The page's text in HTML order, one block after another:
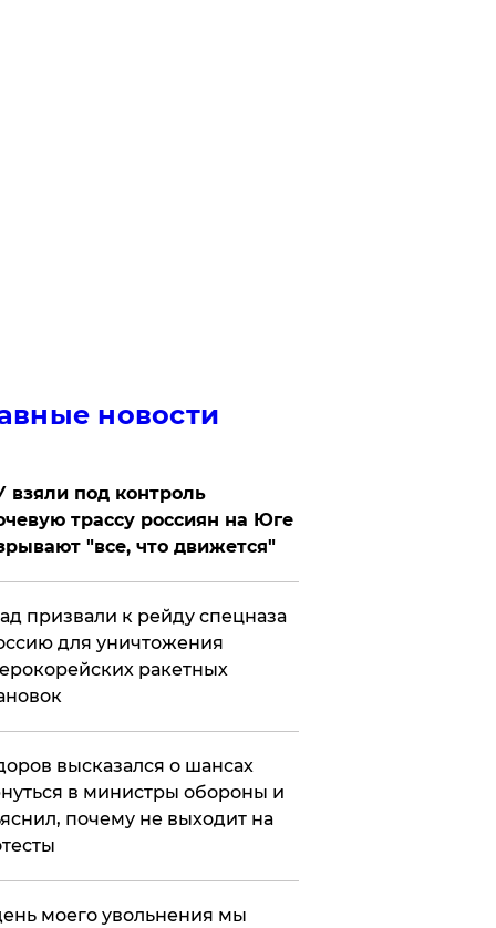
новости
взяли под контроль
трассу россиян на Юге
"все, что движется"
призвали к рейду спецназа
для уничтожения
ракетных
высказался о шансах
в министры обороны и
почему не выходит на
моего увольнения мы